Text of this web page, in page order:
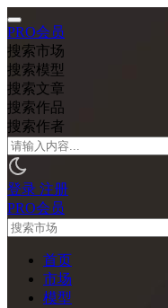
PRO会员
搜索市场
搜索模型
搜索文章
搜索作品
搜索作者
登录 注册
PRO会员
首页
市场
模型